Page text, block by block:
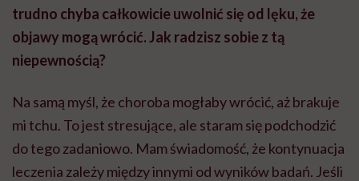
trudno chyba całkowicie uwolnić się od lęku, że
objawy mogą wrócić. Jak radzisz sobie z tą
niepewnością?
Na samą myśl, że choroba mogłaby wrócić, aż brakuje
mi tchu. To jest stresujące, ale staram się podchodzić
do tego zadaniowo. Mam świadomość, że kontynuacja
leczenia zależy między innymi od wyników badań. Jeśli